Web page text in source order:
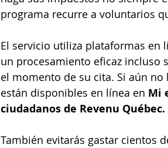
programa recurre a voluntarios
El servicio utiliza plataformas en
un procesamiento eficaz incluso
el momento de su cita. Si aún
están disponibles en línea en Mi
ciudadanos de Revenu Québec.
También evitarás gastar cientos